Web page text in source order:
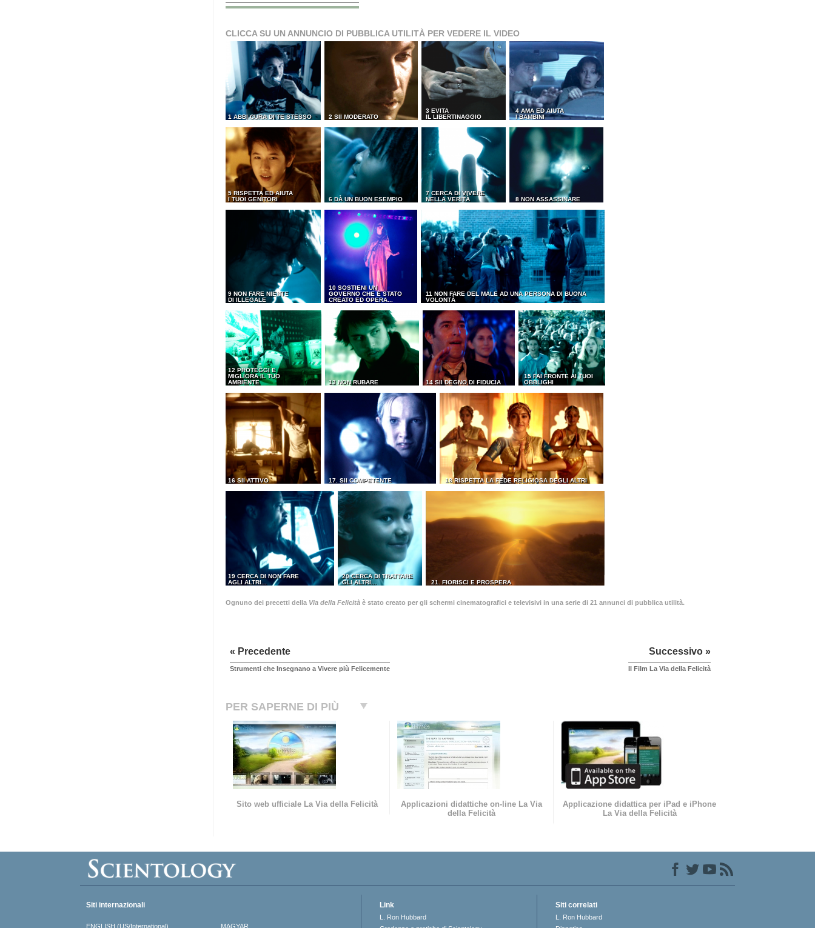
CLICCA SU UN ANNUNCIO DI PUBBLICA UTILITÀ PER VEDERE IL VIDEO
1 ABBI CURA DI TE STESSO 2 SII MODERATO
3 EVITA
IL LIBERTINAGGIO
4 AMA ED AIUTA
I BAMBINI
5 RISPETTA ED AIUTA
I TUOI GENITORI
6 DÀ UN BUON ESEMPIO
7 CERCA DI VIVERE
NELLA VERITÀ
8 NON ASSASSINARE
9 NON FARE NIENTE
DI ILLEGALE
10 SOSTIENI UN
GOVERNO CHE È STATO
CREATO ED OPERA...
11 NON FARE DEL MALE AD UNA PERSONA DI BUONA
VOLONTÀ
12 PROTEGGI E
MIGLIORA IL TUO
AMBIENTE
13 NON RUBARE 14 SII DEGNO DI FIDUCIA
15 FAI FRONTE AI TUOI
OBBLIGHI
16 SII ATTIVO 17. SII COMPETENTE 18 RISPETTA LA FEDE RELIGIOSA DEGLI ALTRI
19 CERCA DI NON FARE
AGLI ALTRI...
20 CERCA DI TRATTARE
GLI ALTRI...
21. FIORISCI E PROSPERA
Ognuno dei precetti della Via della Felicità è stato creato per gli schermi cinematografici e televisivi in una serie di 21 annunci di pubblica utilità.
« Precedente
Strumenti che Insegnano a Vivere più Felicemente
Successivo »
Il Film La Via della Felicità
PER SAPERNE DI PIÙ
Sito web ufficiale La Via della Felicità
Applicazioni didattiche on-line La Via
della Felicità
Applicazione didattica per iPad e iPhone
La Via della Felicità
Siti internazionali
ENGLISH (US/International) MAGYAR
Link
L. Ron Hubbard
Siti correlati
L. Ron Hubbard